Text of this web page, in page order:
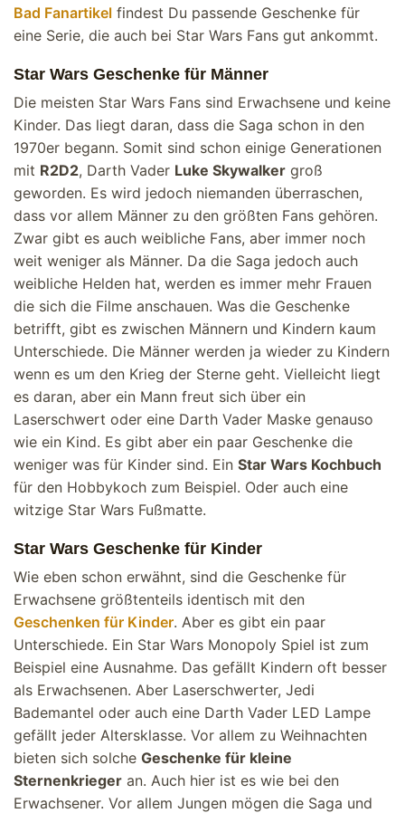
Bad Fanartikel findest Du passende Geschenke für
eine Serie, die auch bei Star Wars Fans gut ankommt.
Star Wars Geschenke für Männer
Die meisten Star Wars Fans sind Erwachsene und keine
Kinder. Das liegt daran, dass die Saga schon in den
1970er begann. Somit sind schon einige Generationen
mit R2D2, Darth Vader Luke Skywalker groß
geworden. Es wird jedoch niemanden überraschen,
dass vor allem Männer zu den größten Fans gehören.
Zwar gibt es auch weibliche Fans, aber immer noch
weit weniger als Männer. Da die Saga jedoch auch
weibliche Helden hat, werden es immer mehr Frauen
die sich die Filme anschauen. Was die Geschenke
betrifft, gibt es zwischen Männern und Kindern kaum
Unterschiede. Die Männer werden ja wieder zu Kindern
wenn es um den Krieg der Sterne geht. Vielleicht liegt
es daran, aber ein Mann freut sich über ein
Laserschwert oder eine Darth Vader Maske genauso
wie ein Kind. Es gibt aber ein paar Geschenke die
weniger was für Kinder sind. Ein Star Wars Kochbuch
für den Hobbykoch zum Beispiel. Oder auch eine
witzige Star Wars Fußmatte.
Star Wars Geschenke für Kinder
Wie eben schon erwähnt, sind die Geschenke für
Erwachsene größtenteils identisch mit den
Geschenken für Kinder. Aber es gibt ein paar
Unterschiede. Ein Star Wars Monopoly Spiel ist zum
Beispiel eine Ausnahme. Das gefällt Kindern oft besser
als Erwachsenen. Aber Laserschwerter, Jedi
Bademantel oder auch eine Darth Vader LED Lampe
gefällt jeder Altersklasse. Vor allem zu Weihnachten
bieten sich solche Geschenke für kleine
Sternenkrieger an. Auch hier ist es wie bei den
Erwachsener. Vor allem Jungen mögen die Saga und